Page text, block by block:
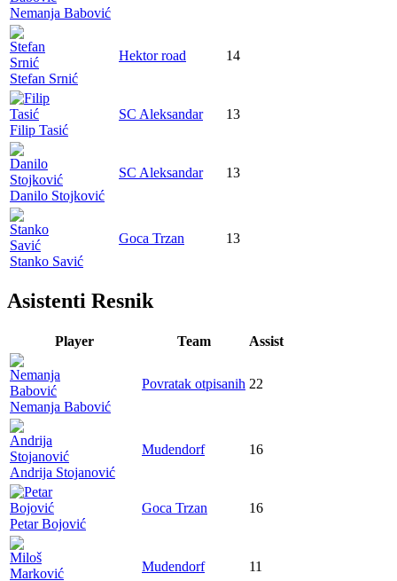
Nemanja Babović
Stefan Srnić
Hektor road 14
Filip Tasić
SC Aleksandar 13
Danilo Stojković
SC Aleksandar 13
Stanko Savić
Goca Trzan 13
Asistenti Resnik
Player Team Assist
Nemanja Babović
Povratak otpisanih 22
Andrija Stojanović
Mudendorf 16
Petar Bojović
Goca Trzan 16
Mudendorf 11